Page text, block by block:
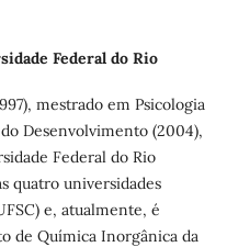
Federal do Rio
mestrado em Psicologia
Desenvolvimento (2004),
Federal do Rio
quatro universidades
e, atualmente, é
de Química Inorgânica da